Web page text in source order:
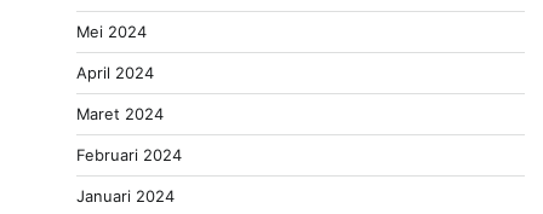
Mei 2024
April 2024
Maret 2024
Februari 2024
Januari 2024